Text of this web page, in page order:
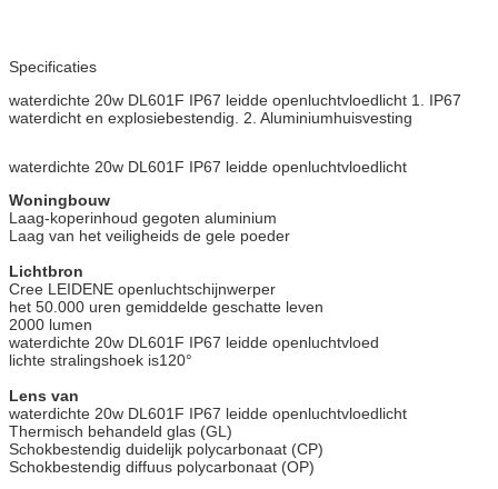
Specificaties
waterdichte 20w DL601F IP67 leidde openluchtvloedlicht 1. IP67
waterdicht en explosiebestendig. 2. Aluminiumhuisvesting
waterdichte 20w DL601F IP67 leidde openluchtvloedlicht
Woningbouw
Laag-koperinhoud gegoten aluminium
Laag van het veiligheids de gele poeder
Lichtbron
Cree LEIDENE openluchtschijnwerper
het 50.000 uren gemiddelde geschatte leven
2000 lumen
waterdichte 20w DL601F IP67 leidde openluchtvloed
lichte stralingshoek is120°
Lens van
waterdichte 20w DL601F IP67 leidde openluchtvloedlicht
Thermisch behandeld glas (GL)
Schokbestendig duidelijk polycarbonaat (CP)
Schokbestendig diffuus polycarbonaat (OP)